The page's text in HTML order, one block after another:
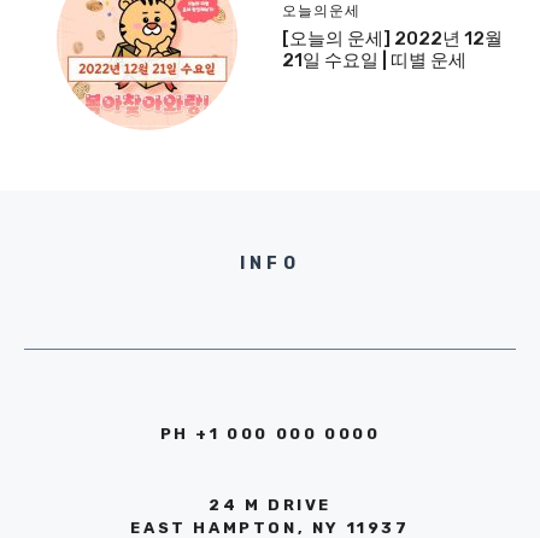
오늘의운세
[오늘의 운세] 2022년 12월
21일 수요일 | 띠별 운세
INFO
PH +1 000 000 0000
24 M DRIVE
EAST HAMPTON, NY 11937